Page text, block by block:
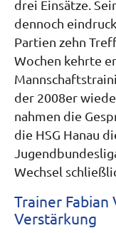
drei Einsätze.
dennoch
Partien zehn
Wochen kehrte
der 2008er
nahmen die
die HSG Hanau
Wechsel
Trainer
Verstärkung